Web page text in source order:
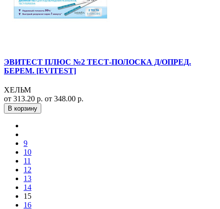
ЭВИТЕСТ ПЛЮС №2 ТЕСТ-ПОЛОСКА Д/ОПРЕД.
БЕРЕМ. [EVITEST]
ХЕЛЬМ
от 313.20 р. от 348.00 р.
В корзину
9
10
11
12
13
14
15
16